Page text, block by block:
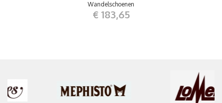
Wandelschoenen
€ 183,65